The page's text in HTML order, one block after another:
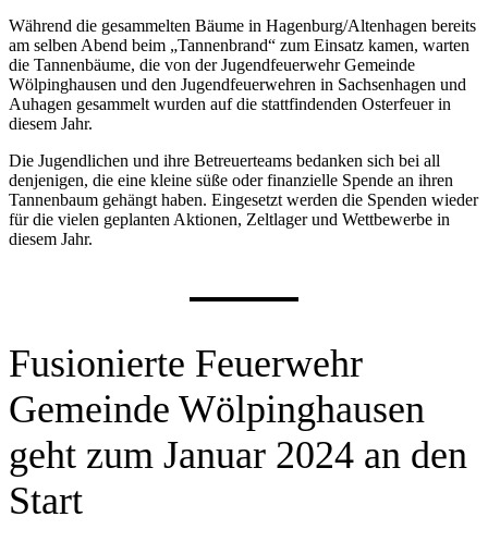
Während die gesammelten Bäume in Hagenburg/Altenhagen bereits
am selben Abend beim „Tannenbrand“ zum Einsatz kamen, warten
die Tannenbäume, die von der Jugendfeuerwehr Gemeinde
Wölpinghausen und den Jugendfeuerwehren in Sachsenhagen und
Auhagen gesammelt wurden auf die stattfindenden Osterfeuer in
diesem Jahr.
Die Jugendlichen und ihre Betreuerteams bedanken sich bei all
denjenigen, die eine kleine süße oder finanzielle Spende an ihren
Tannenbaum gehängt haben. Eingesetzt werden die Spenden wieder
für die vielen geplanten Aktionen, Zeltlager und Wettbewerbe in
diesem Jahr.
Fusionierte Feuerwehr
Gemeinde Wölpinghausen
geht zum Januar 2024 an den
Start